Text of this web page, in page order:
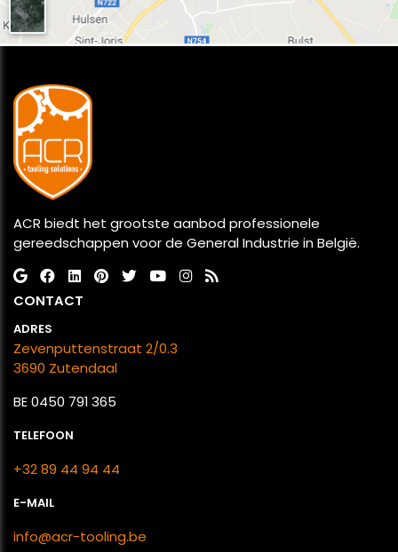
ACR biedt het grootste aanbod professionele
gereedschappen voor de General Industrie in België.
CONTACT
ADRES
Zevenputtenstraat 2/0.3
​​​​​​​3690 Zutendaal
BE 0450 791 365
TELEFOON
+32 89 44 94 44
E-MAIL
info@acr-tooling.be